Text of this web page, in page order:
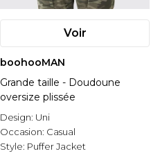
Voir
boohooMAN
Grande taille - Doudoune
oversize plissée
Design: Uni
Occasion: Casual
Style: Puffer Jacket